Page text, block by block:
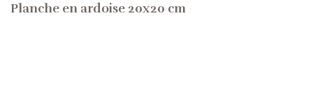
Planche en ardoise 20x20 cm